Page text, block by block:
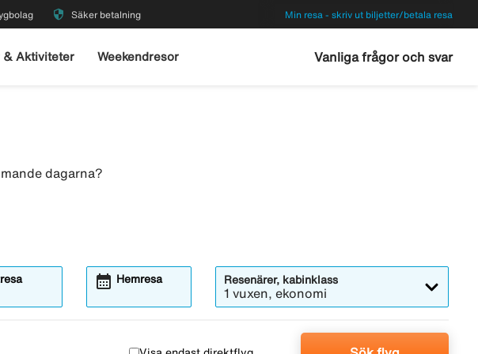
security Säker betalning Min resa - skriv ut biljetter/betala resa
& Aktiviteter Weekendresor Vanliga frågor och svar
dagarna?
Hemresa
calendar_month Resenärer, kabinklass
1 vuxen, ekonomi